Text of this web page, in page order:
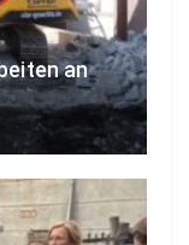
an